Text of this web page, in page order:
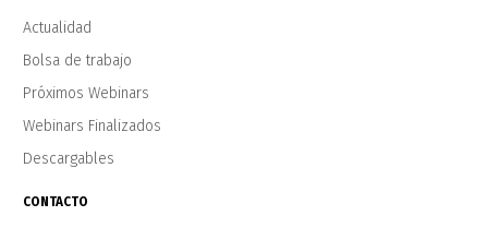
Actualidad
Bolsa de trabajo
Próximos Webinars
Webinars Finalizados
Descargables
CONTACTO